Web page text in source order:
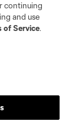
y MLS son
nombres y logos
bajo ley común
continuing
and use
of Service.